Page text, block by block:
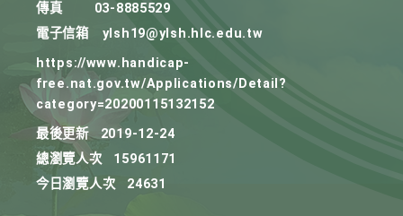
傳真
03-8885529
電子信箱
ylsh19@ylsh.hlc.edu.tw
https://www.handicap-
free.nat.gov.tw/Applications/Detail?
category=20200115132152
最後更新
2019-12-24
總瀏覽人次
15961171
今日瀏覽人次
24631